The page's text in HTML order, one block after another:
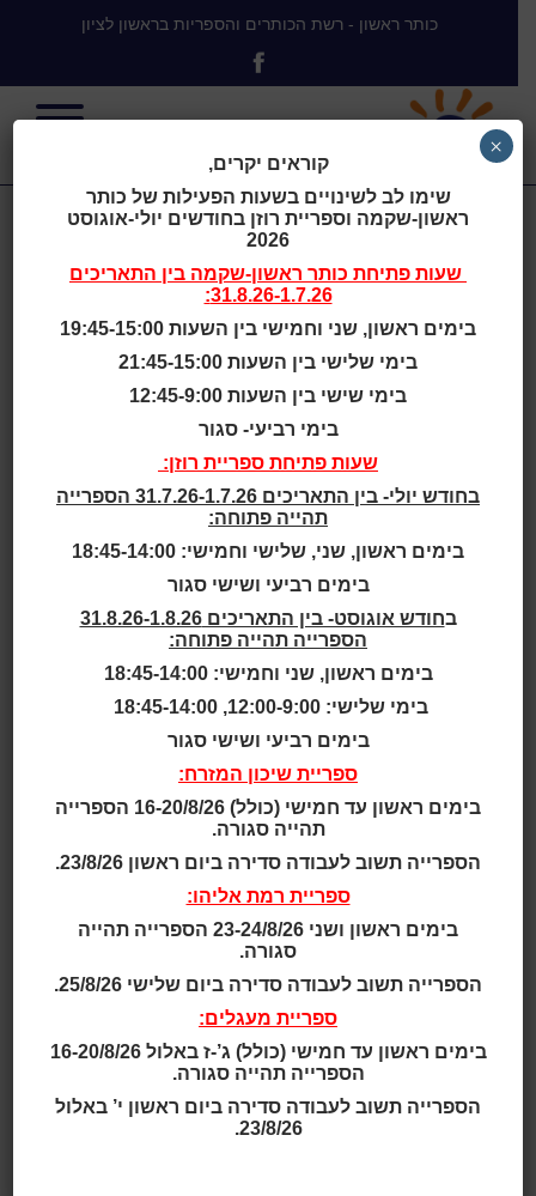
כותר ראשון - רשת הכותרים והספריות בראשון לציון
מילה במקום:
הסיפורים
הזוכים 2021
בכל יום שישי יאשי הרמן
מאת: מור פלד לוי
זכה במקום הראשון בתחרות הפרסים
המקומית "מילה במקום".
(לנימוקים גלגלו למטה)
בכל יום שישי יאשי הרמן פוקח את עיניו בחמש ורבע לפנות
יבוא לו המזל. הוא שולח את ברכיו החורקות אל מחוץ
לשמיכה, אוחז בצווארו בכפות ידיו, מזכיר לו איך לסחוב את
הראש, מושך חוליה אחר חוליה עד שנעמד על כפות רגליו,
ומדליק את האור התובעני.
עטלפי הפירות אשר חגים סביב העצים המעטרים את רחוב
כצנלסון במרכז ראשון לציון, קוראים בקול כשפלומת האור
הבוקעת מחלונו של יאשי חורצת את האפלה.
מים וקפה שחור עד שזה מבעבע כמו לבה, ואז מכבה את
הגז ומתיישב עם הקפה על כיסא הקש שבמטבח.
עשר דקות ובקפה נותר רק הבוץ שבתחתית, ויאשי כבר
ערני ומוכן לעבודה.
את יאשי הרמן כולם ברחוב מכירים. שכניו בחנויות
העתיקות ברחוב רוטשילד המתחדש קוראים בשמו כשהוא
קוראים יקרים,
שימו לב לשינויים בשעות הפעילות של כותר
ראשון-שקמה וספריית רוזן בחודשים יולי-אוגוסט
2026
שעות פתיחת כותר ראשון-שקמה בין התאריכים
31.8.26-1.7.26:
בימים ראשון, שני וחמישי בין השעות 19:45-15:00
בימי שלישי בין השעות 21:45-15:00
בימי שישי בין השעות 12:45-9:00
בימי רביעי- סגור
שעות פתיחת ספריית רוזן:
בחודש יולי- בין התאריכים 31.7.26-1.7.26 הספרייה
תהייה פתוחה:
בימים ראשון, שני, שלישי וחמישי: 18:45-14:00
בימים רביעי ושישי סגור
ב
חודש אוגוסט- בין התאריכים 31.8.26-1.8.26
הספרייה תהייה פתוחה:
בימים ראשון, שני וחמישי: 18:45-14:00
בימי שלישי: 12:00-9:00, 18:45-14:00
בימים רביעי ושישי סגור
ספריית שיכון המזרח:
בימים ראשון עד חמישי (כולל) 16-20/8/26 הספרייה
תהייה סגורה.
הספרייה תשוב לעבודה סדירה ביום ראשון 23/8/26.
ספריית רמת אליהו:
בימים ראשון ושני 23-24/8/26 הספרייה תהייה
סגורה.
הספרייה תשוב לעבודה סדירה ביום שלישי 25/8/26.
ספריית מעגלים:
בימים ראשון עד חמישי (כולל) ג’-ז באלול 16-20/8/26
הספרייה תהייה סגורה.
הספרייה תשוב לעבודה סדירה ביום ראשון י’ באלול
23/8/26.
×